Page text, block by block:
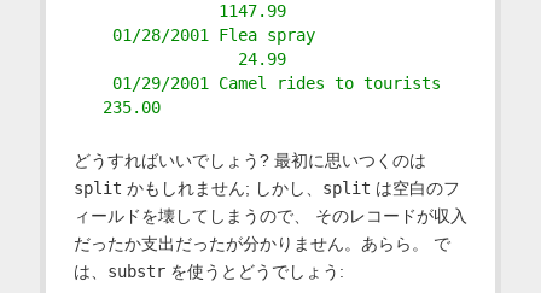
1147.99
01/28/2001 Flea spray
24.99
01/29/2001 Camel rides to tourists
235.00
どうすればいいでしょう? 最初に思いつくのは
split かもしれません; しかし、 split は空白のフ
ィールドを壊してしまうので、 そのレコードが収入
だったか支出だったが分かりません。あらら。 で
は、 substrを使うとどうでしょう: